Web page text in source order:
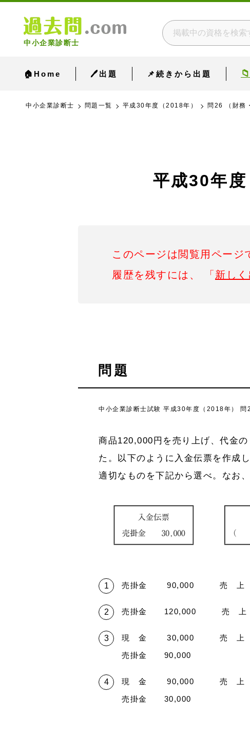
中小企業診断士
🏠Home 🖊出題 📌続きから出題
中小企業診断士 問題一覧 平成30年度（2018年） 問26 （財務
平成30年度
このページは閲覧用ページ
履歴を残すには、 「 新し
問題
中小企業診断士試験 平成30年度（2018年） 問
商品120,000円を売り上げ、代金
た。以下のように入金伝票を作成
適切なものを下記から選べ。なお
売掛金 90,000 売 上
売掛金 120,000 売 上
現 金 30,000 売 上
売掛金 90,000
現 金 90,000 売 上
売掛金 30,000